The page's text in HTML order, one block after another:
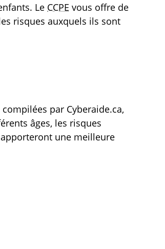
Le CCPE vous offre de
risques auxquels ils sont
par Cyberaide.ca,
âges, les risques
une meilleure